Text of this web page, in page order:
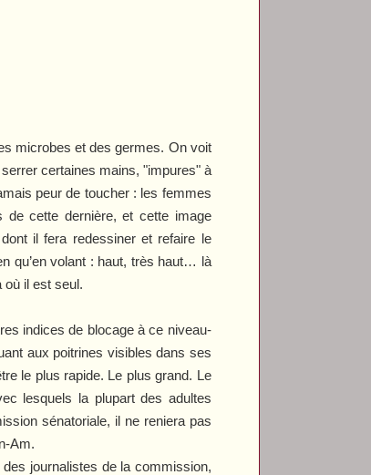
microbes et des germes. On voit
certaines mains, "impures" à
peur de toucher : les femmes
de cette dernière, et cette image
il fera redessiner et refaire le
qu’en volant : haut, très haut… là
où il est seul.
indices de blocage à ce niveau-
aux poitrines visibles dans ses
le plus rapide. Le plus grand. Le
lesquels la plupart des adultes
sénatoriale, il ne reniera pas
Am.
journalistes de la commission,